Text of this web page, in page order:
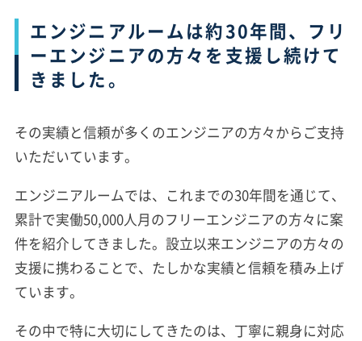
エンジニアルームは約30年間、フリ
ーエンジニアの方々を支援し続けて
きました。
その実績と信頼が多くのエンジニアの方々からご支持
いただいています。
エンジニアルームでは、これまでの30年間を通じて、
累計で実働50,000人月のフリーエンジニアの方々に案
件を紹介してきました。設立以来エンジニアの方々の
支援に携わることで、たしかな実績と信頼を積み上げ
ています。
その中で特に大切にしてきたのは、丁寧に親身に対応